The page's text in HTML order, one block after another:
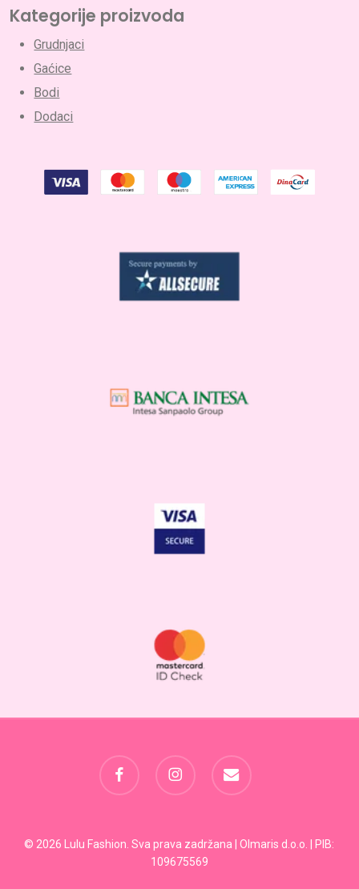
Kategorije proizvoda
Grudnjaci
Gaćice
Bodi
Dodaci
facebook instagram email
© 2026 Lulu Fashion. Sva prava zadržana | Olmaris d.o.o. | PIB:
109675569